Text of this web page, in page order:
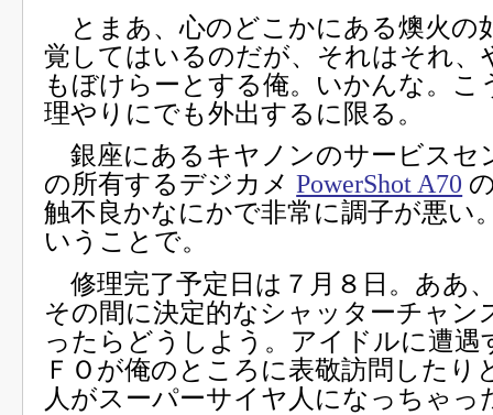
とまあ、心のどこかにある燠火の
覚してはいるのだが、それはそれ、
もぼけらーとする俺。いかんな。こ
理やりにでも外出するに限る。
銀座にあるキヤノンのサービスセ
の所有するデジカメPowerShot A70
触不良かなにかで非常に調子が悪い
いうことで。
修理完了予定日は７月８日。ああ
その間に決定的なシャッターチャン
ったらどうしよう。アイドルに遭遇
ＦＯが俺のところに表敬訪問したり
人がスーパーサイヤ人になっちゃっ